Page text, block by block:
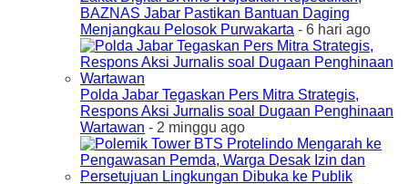
BAZNAS Jabar Pastikan Bantuan Daging
Menjangkau Pelosok Purwakarta - 6 hari ago
Polda Jabar Tegaskan Pers Mitra Strategis,
Respons Aksi Jurnalis soal Dugaan Penghinaan
Wartawan - 2 minggu ago